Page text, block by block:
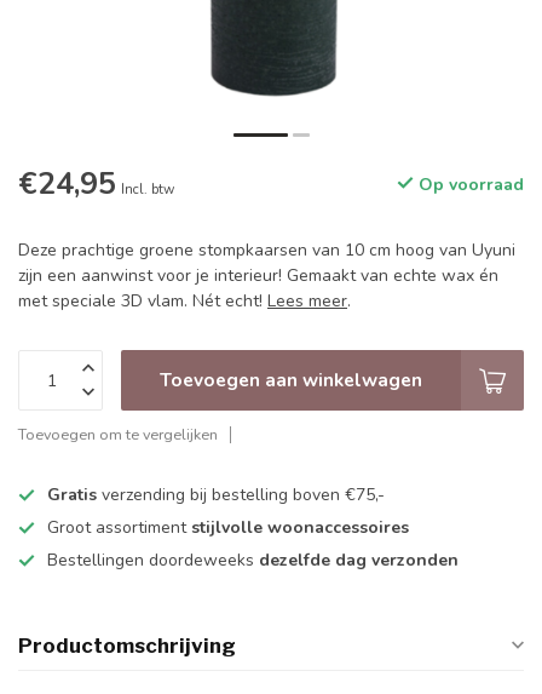
€24,95 Incl. btw Op voorraad
Deze prachtige groene stompkaarsen van 10 cm hoog van Uyuni
zijn een aanwinst voor je interieur! Gemaakt van echte wax én
met speciale 3D vlam. Nét echt! Lees meer.
Toevoegen aan winkelwagen
Toevoegen om te vergelijken
Gratis verzending bij bestelling boven €75,-
Groot assortiment stijlvolle woonaccessoires
Bestellingen doordeweeks dezelfde dag verzonden
Productomschrijving